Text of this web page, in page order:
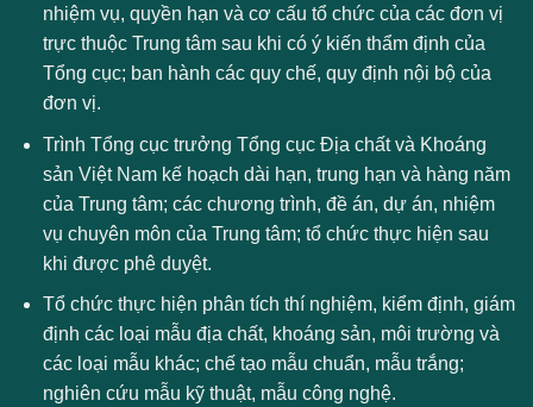
nhiệm vụ, quyền hạn và cơ cấu tổ chức của các đơn vị
trực thuộc Trung tâm sau khi có ý kiến thẩm định của
Tổng cục; ban hành các quy chế, quy định nội bộ của
đơn vị.
Trình Tổng cục trưởng Tổng cục Địa chất và Khoáng
sản Việt Nam kế hoạch dài hạn, trung hạn và hàng năm
của Trung tâm; các chương trình, đề án, dự án, nhiệm
vụ chuyên môn của Trung tâm; tổ chức thực hiện sau
khi được phê duyệt.
Tổ chức thực hiện phân tích thí nghiệm, kiểm định, giám
định các loại mẫu địa chất, khoáng sản, môi trường và
các loại mẫu khác; chế tạo mẫu chuẩn, mẫu trắng;
nghiên cứu mẫu kỹ thuật, mẫu công nghệ.